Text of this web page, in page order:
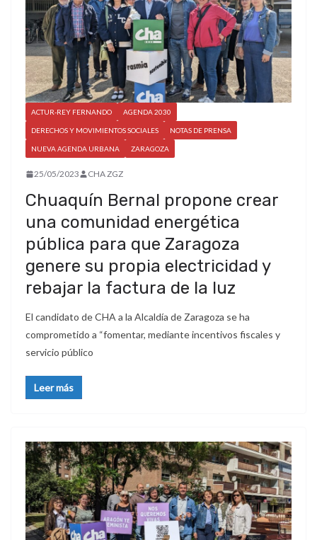
ACTUR-REY FERNANDO AGENDA 2030
DERECHOS Y MOVIMIENTOS SOCIALES NOTAS DE PRENSA
NUEVA AGENDA URBANA ZARAGOZA
25/05/2023 CHA ZGZ
Chuaquín Bernal propone crear
una comunidad energética
pública para que Zaragoza
genere su propia electricidad y
rebajar la factura de la luz
El candidato de CHA a la Alcaldía de Zaragoza se ha
comprometido a “fomentar, mediante incentivos fiscales y
servicio público
Leer más